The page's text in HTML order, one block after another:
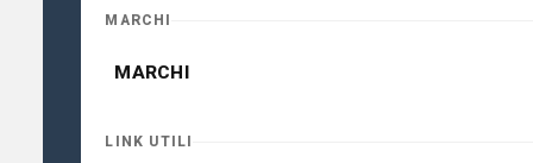
MARCHI
MARCHI
LINK UTILI